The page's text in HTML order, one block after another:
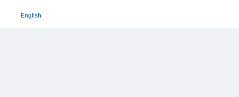
English